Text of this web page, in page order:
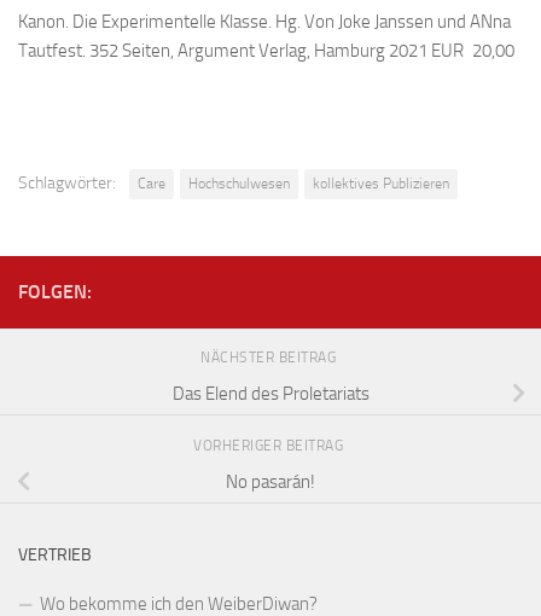
Kanon. Die Experimentelle Klasse. Hg. Von Joke Janssen und ANna
Tautfest. 352 Seiten, Argument Verlag, Hamburg 2021 EUR 20,00
Schlagwörter: Care Hochschulwesen kollektives Publizieren
FOLGEN:
NÄCHSTER BEITRAG
Das Elend des Proletariats
VORHERIGER BEITRAG
No pasarán!
VERTRIEB
Wo bekomme ich den WeiberDiwan?